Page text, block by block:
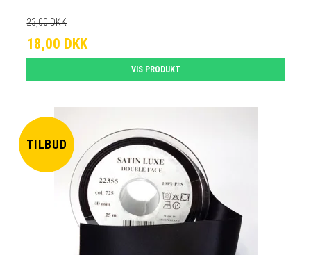
23,00 DKK
18,00 DKK
VIS PRODUKT
TILBUD